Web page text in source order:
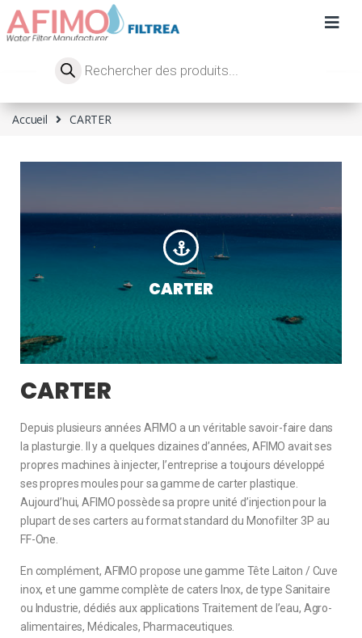
Accueil CARTER
CARTER
CARTER
Depuis plusieurs années AFIMO a un véritable savoir-faire dans
la plasturgie. Il y a quelques dizaines d’années, AFIMO avait ses
propres machines à injecter, l’entreprise a toujours développé
ses propres moules pour sa gamme de carter plastique.
Aujourd’hui, AFIMO possède sa propre unité d’injection pour la
plupart de ses carters au format standard du Monofilter 3P au
FF-One.
En complément, AFIMO propose une gamme Tête Laiton / Cuve
inox, et une gamme complète de caters Inox, de type Sanitaire
ou Industrie, dédiés aux applications Traitement de l’eau, Agro-
alimentaires, Médicales, Pharmaceutiques.